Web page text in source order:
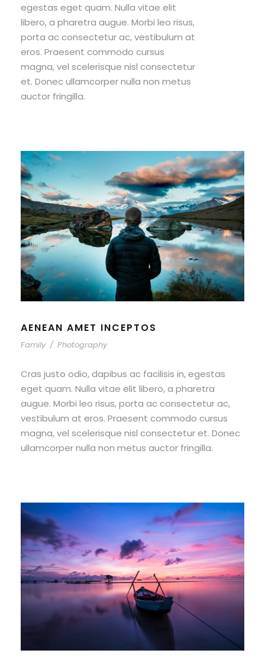
egestas eget quam. Nulla vitae elit
libero, a pharetra augue. Morbi leo risus,
porta ac consectetur ac, vestibulum at
eros. Praesent commodo cursus
magna, vel scelerisque nisl consectetur
et. Donec ullamcorper nulla non metus
auctor fringilla.
AENEAN AMET INCEPTOS
Family / Photography
Cras justo odio, dapibus ac facilisis in, egestas
eget quam. Nulla vitae elit libero, a pharetra
augue. Morbi leo risus, porta ac consectetur ac,
vestibulum at eros. Praesent commodo cursus
magna, vel scelerisque nisl consectetur et. Donec
ullamcorper nulla non metus auctor fringilla.